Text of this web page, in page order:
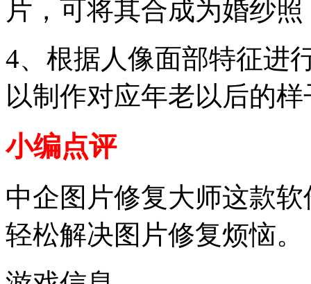
片，可将其合成为婚纱
4、根据人像面部特征进
以制作对应年老以后的样
小编点评
中企图片修复大师这款
轻松解决图片修复烦恼。